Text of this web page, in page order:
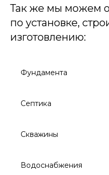
Так же мы можем
по установке,
изготовлению:
Фундамента
Септика
Скважины
Водоснабжения